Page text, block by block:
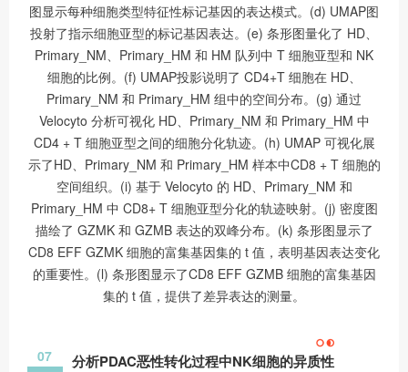
图显示每种细胞类型特征性标记基因的表达模式。(d) UMAP图
投射了指示细胞亚型的标记基因表达。(e) 条形图量化了 HD、
Primary_NM、Primary_HM 和 HM 队列中 T 细胞亚型和 NK
细胞的比例。(f) UMAP投影说明了 CD4+T 细胞在 HD、
Primary_NM 和 Primary_HM 组中的空间分布。(g) 通过
Velocyto 分析可视化 HD、Primary_NM 和 Primary_HM 中
CD4 + T 细胞亚型之间的细胞分化轨迹。(h) UMAP 可视化展
示了HD、Primary_NM 和 Primary_HM 样本中CD8 + T 细胞的
空间组织。(i) 基于 Velocyto 的 HD、Primary_NM 和
Primary_HM 中 CD8+ T 细胞亚型分化的轨迹映射。(j) 密度图
描绘了 GZMK 和 GZMB 表达的双峰分布。(k) 条形图显示了
CD8 EFF GZMK 细胞的富集基因集的 t 值，表明基因表达变化
的重要性。(l) 条形图显示了CD8 EFF GZMB 细胞的富集基因
集的 t 值，提供了差异表达的测量。
07 分析PDAC恶性转化过程中NK细胞的异质性